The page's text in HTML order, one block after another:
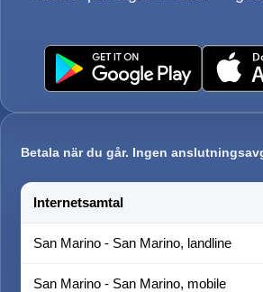
Betala när du går. Ingen
Internetsamtal
San Marino - San Marino, landline
San Marino - San Marino, mobile